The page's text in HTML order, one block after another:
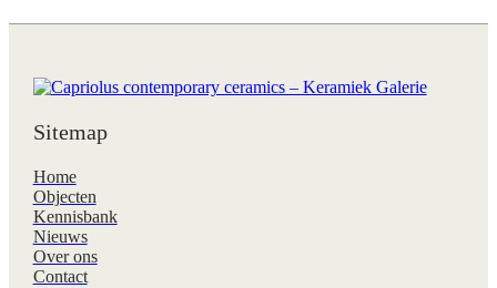
Sitemap
Home
Objecten
Kennisbank
Nieuws
Over ons
Contact